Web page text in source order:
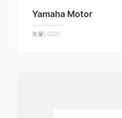
Yamaha Motor
矢量LOGO